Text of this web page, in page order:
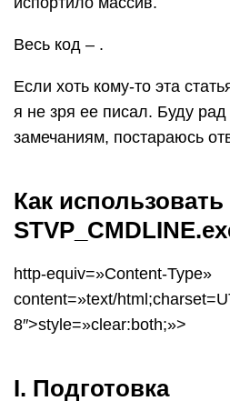
Весь код – .
Если хоть кому-то эта
я не зря ее писал. Буду
замечаниям, постараюсь
Как использовать
http-equiv=»Content-Type»
content=»text/
8″>style=»clear:both;»>
I. Подготовка